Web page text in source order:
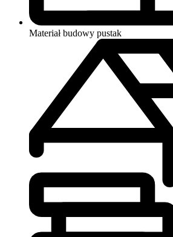
Materiał budowy pustak